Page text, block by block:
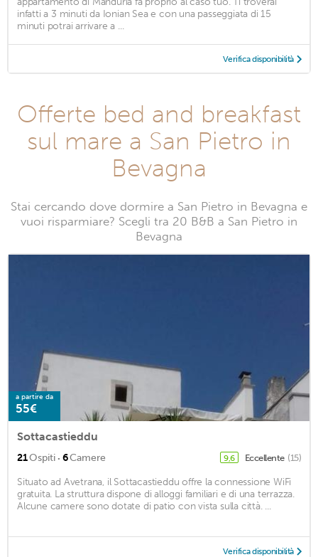
infatti a 3 minuti da Ionian Sea e con una passeggiata di 15
minuti potrai arrivare a ...
Verifica disponibilità
Offerte bed and breakfast
sul mare a San Pietro in
Bevagna
Stai cercando dove dormire a San Pietro in Bevagna e
vuoi risparmiare? Scegli tra 20 B&B a San Pietro in
Bevagna
a partire da
55€
Sottacastieddu
21Ospiti · 6Camere 9,6 Eccellente (15)
Situato ad Avetrana, il Sottacastieddu offre la connessione WiFi
gratuita. La struttura dispone di alloggi familiari e di una terrazza.
Alcune camere sono dotate di patio con vista sulla città. ...
Verifica disponibilità